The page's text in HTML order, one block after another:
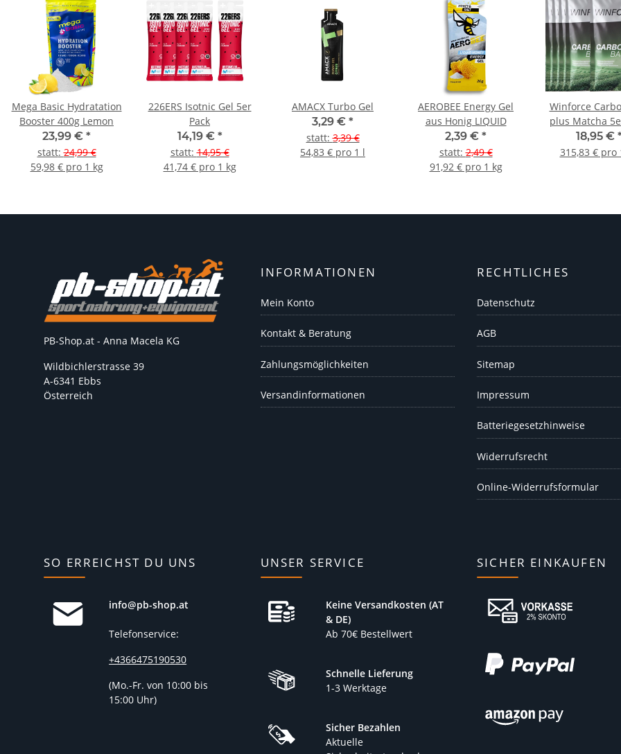
Mega Basic Hydratation
Booster 400g Lemon
23,99 € *
statt:24,99 €
59,98 € pro 1 kg
226ERS Isotnic Gel 5er
Pack
14,19 € *
statt:14,95 €
41,74 € pro 1 kg
AMACX Turbo Gel
3,29 € *
statt:3,39 €
54,83 € pro 1 l
AEROBEE Energy Gel
aus Honig LIQUID
2,39 € *
statt:2,49 €
91,92 € pro 1 kg
Winforce
plus Matcha
18,95 €
315,83 € pro
PB-Shop.at - Anna Macela KG
Wildbichlerstrasse 39
A-6341 Ebbs
Österreich
INFORMATIONEN
Mein Konto
Kontakt & Beratung
Zahlungsmöglichkeiten
Versandinformationen
RECHTLICHES
Datenschutz
AGB
Sitemap
Impressum
Batteriegesetzhinweise
Widerrufsrecht
Online-Widerrufsformular
SO ERREICHST DU UNS
info@pb-shop.at
Telefonservice:
+4366475190530
(Mo.-Fr. von 10:00 bis
15:00 Uhr)
UNSER SERVICE
Keine Versandkosten (AT
& DE)
Ab 70€ Bestellwert
Schnelle Lieferung
1-3 Werktage
Sicher Bezahlen
Aktuelle
SICHER EINKAUFEN